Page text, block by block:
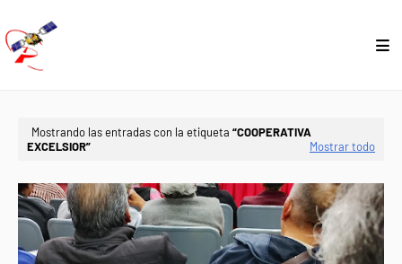
Mostrando las entradas con la etiqueta COOPERATIVA
EXCELSIOR
Mostrar todo